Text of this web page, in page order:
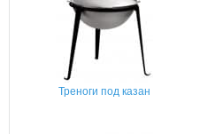
Треноги под казан